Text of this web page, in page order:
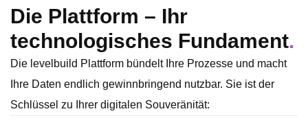
Die Plattform – Ihr
technologisches Fundament.
Die levelbuild Plattform bündelt Ihre Prozesse und macht
Ihre Daten endlich gewinnbringend nutzbar. Sie ist der
Schlüssel zu Ihrer digitalen Souveränität: